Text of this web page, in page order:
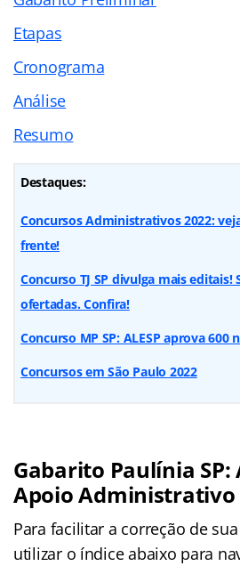
Etapas
Cronograma
Análise
Resumo
Destaques:
Concursos Administrativos 2022:
frente!
Concurso TJ SP divulga mais editais!
ofertadas. Confira!
Concurso MP SP: ALESP aprova 600
Concursos em São Paulo 2022
Gabarito Paulínia
Apoio Administrativo
Para facilitar a correção de
utilizar o índice abaixo para